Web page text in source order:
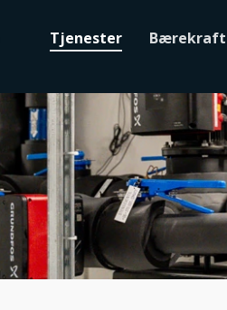
Tjenester Bærekraft